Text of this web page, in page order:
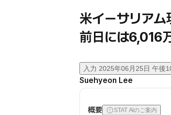
米イーサリアム
前日には6,016
入力 2025年06月25日 午後
Suehyeon Lee
概要 STAT AIのご案内